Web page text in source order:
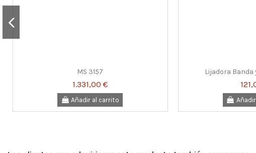
MS 3157
1.331,00 €
Añadir al carrito
Lijadora Banda